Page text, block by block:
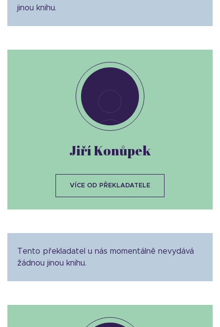
jinou knihu.
Tento překladatel u nás momentálně nevydává
žádnou jinou knihu.
Jiří Konůpek
VÍCE OD PŘEKLADATELE